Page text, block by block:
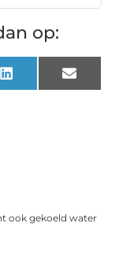
op:
LinkedIn Email
ook gekoeld water